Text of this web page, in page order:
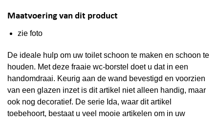
Maatvoering van dit product
zie foto
De ideale hulp om uw toilet schoon te maken en schoon te
houden. Met deze fraaie wc-borstel doet u dat in een
handomdraai. Keurig aan de wand bevestigd en voorzien
van een glazen inzet is dit artikel niet alleen handig, maar
ook nog decoratief. De serie Ida, waar dit artikel
toebehoort, bestaat u veel mooie artikelen om in uw